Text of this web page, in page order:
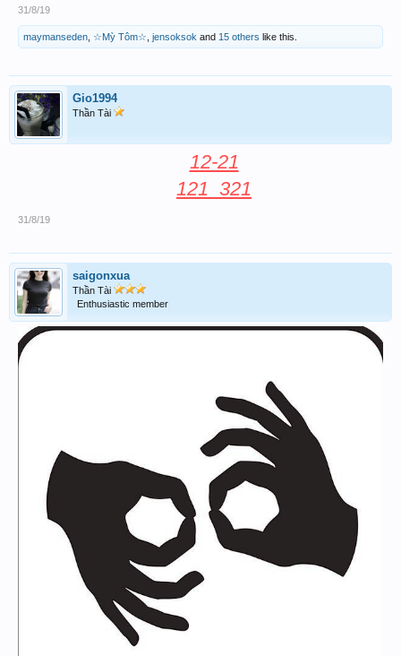
31/8/19
maymanseden ☆Mỳ Tôm☆ jensoksok and 15 others like this.
Gio1994
Thần Tài
12-21
121_321
31/8/19
saigonxua
Thần Tài
Enthusiastic member